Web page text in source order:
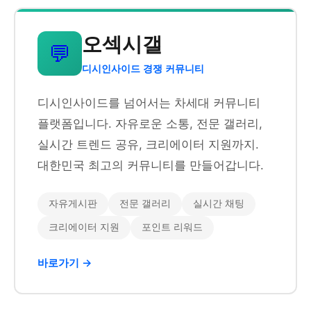
💬 오섹시갤
디시인사이드 경쟁 커뮤니티
디시인사이드를 넘어서는 차세대 커뮤니티
플랫폼입니다. 자유로운 소통, 전문 갤러리,
실시간 트렌드 공유, 크리에이터 지원까지.
대한민국 최고의 커뮤니티를 만들어갑니다.
자유게시판 전문 갤러리 실시간 채팅
크리에이터 지원 포인트 리워드
바로가기 →